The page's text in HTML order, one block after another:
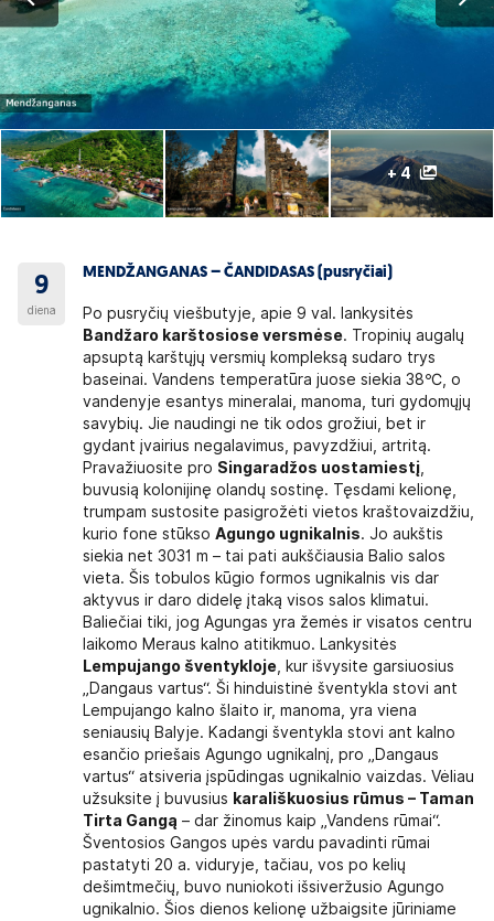
+ 4
9
diena
MENDŽANGANAS – ČANDIDASAS (pusryčiai)
Po pusryčių viešbutyje, apie 9 val. lankysitės
Bandžaro karštosiose versmėse. Tropinių augalų
apsuptą karštųjų versmių kompleksą sudaro trys
baseinai. Vandens temperatūra juose siekia 38℃, o
vandenyje esantys mineralai, manoma, turi gydomųjų
savybių. Jie naudingi ne tik odos grožiui, bet ir
gydant įvairius negalavimus, pavyzdžiui, artritą.
Pravažiuosite pro Singaradžos uostamiestį
buvusią kolonijinę olandų sostinę. Tęsdami kelionę,
trumpam sustosite pasigrožėti vietos kraštovaizdžiu,
kurio fone stūksoAgungo ugnikalnis. Jo aukštis
siekia net 3031 m – tai pati aukščiausia Balio salos
vieta. Šis tobulos kūgio formos ugnikalnis vis dar
aktyvus ir daro didelę įtaką visos salos klimatui.
Baliečiai tiki, jog Agungas yra žemės ir visatos centru
laikomo Meraus kalno atitikmuo. Lankysitės
Lempujango šventykloje , kur išvysite garsiuosius
„Dangaus vartus“. Ši hinduistinė šventykla stovi ant
Lempujango kalno šlaito ir, manoma, yra viena
seniausių Balyje. Kadangi šventykla stovi ant kalno
esančio priešais Agungo ugnikalnį, pro „Dangaus
vartus“ atsiveria įspūdingas ugnikalnio vaizdas. Vėliau
užsuksite į buvusius karališkuosius rūmus – Taman
Tirta Gangą – dar žinomus kaip „Vandens rūmai“.
Šventosios Gangos upės vardu pavadinti rūmai
pastatyti 20 a. viduryje, tačiau, vos po kelių
dešimtmečių, buvo nuniokoti išsiveržusio Agungo
ugnikalnio. Šios dienos kelionę užbaigsite jūriniame